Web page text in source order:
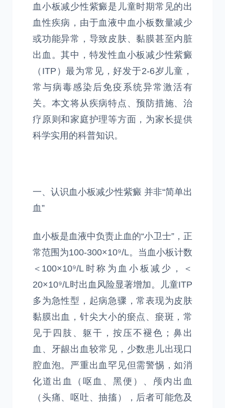
血小板减少性紫癜是儿童时期常见的出
血性疾病，由于血液中血小板数量减少
或功能异常，导致皮肤、黏膜甚至内脏
出血。其中，特发性血小板减少性紫癜
（ITP）最为常见，好发于2-6岁儿童，
常与病毒感染后免疫系统异常激活有
关。本文将从疾病特点、预防措施、治
疗原则和家庭护理等方面，为家长提供
科学实用的科普知识。
一、认识血小板减少性紫癜 并非“简单出
血”
血小板是血液中负责止血的“小卫士”，正
常范围为100-300×10⁹/L。当血小板计数
＜100×10⁹/L时称为血小板减少，＜
20×10⁹/L时出血风险显著增加。儿童ITP
多为急性型，起病急骤，常表现为皮肤
黏膜出血，针尖大小的瘀点、瘀斑，常
见于四肢、躯干，按压不褪色；鼻出
血、牙龈出血较常见，少数患儿出现口
腔血泡。严重出血罕见但需警惕，如消
化道出血（呕血、黑便）、颅内出血
（头痛、呕吐、抽搐），后者可能危及